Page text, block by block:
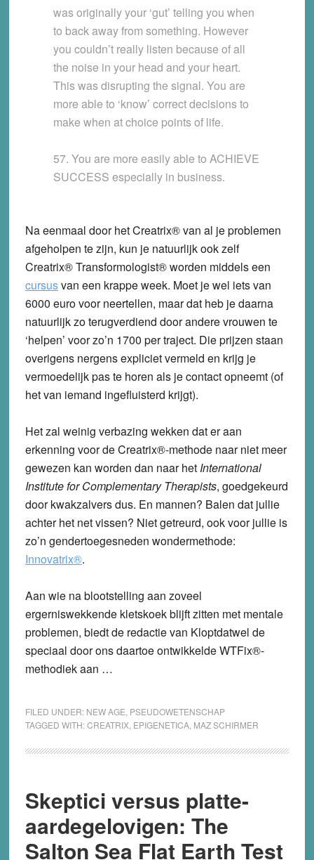
was originally your ‘gut’ telling you when
to back away from something. However
you couldn’t really listen because of all
the noise in your head and your heart.
This was disrupting the signal. You are
more able to ‘know’ correct decisions to
make when at choice points of life.
57. You are more easily able to ACHIEVE
SUCCESS especially in business.
Na eenmaal door het Creatrix® van al je problemen
afgeholpen te zijn, kun je natuurlijk ook zelf
Creatrix® Transformologist® worden middels een
cursusvan een krappe week. Moet je wel iets van
6000 euro voor neertellen, maar dat heb je daarna
natuurlijk zo terugverdiend door andere vrouwen te
‘helpen’ voor zo’n 1700 per traject. Die prijzen staan
overigens nergens expliciet vermeld en krijg je
vermoedelijk pas te horen als je contact opneemt (of
het van iemand ingefluisterd krijgt).
Het zal weinig verbazing wekken dat er aan
erkenning voor de Creatrix®-methode naar niet meer
gewezen kan worden dan naar het International
Institute for Complementary Therapists, goedgekeurd
door kwakzalvers dus. En mannen? Balen dat jullie
achter het net vissen? Niet getreurd, ook voor jullie is
zo’n gendertoegesneden wondermethode:
Innovatrix®.
Aan wie na blootstelling aan zoveel
ergerniswekkende kletskoek blijft zitten met mentale
problemen, biedt de redactie van Kloptdatwel de
speciaal door ons daartoe ontwikkelde WTFix®-
methodiek aan …
FILED UNDER: NEW AGE PSEUDOWETENSCHAP
TAGGED WITH:CREATRIX, EPIGENETICA, MAZ SCHIRMER
Skeptici versus platte-
aardegelovigen: The
Salton Sea Flat Earth Test